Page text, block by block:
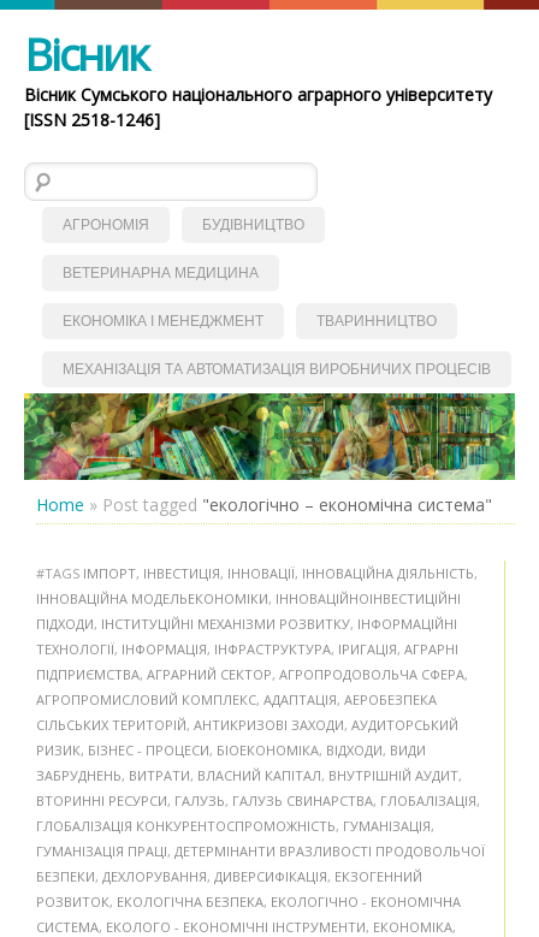
Вісник
Вісник Сумського національного аграрного університету
[ISSN 2518-1246]
Пошук:
АГРОНОМІЯ БУДІВНИЦТВО
ВЕТЕРИНАРНА МЕДИЦИНА
ЕКОНОМІКА І МЕНЕДЖМЕНТ ТВАРИННИЦТВО
МЕХАНІЗАЦІЯ ТА АВТОМАТИЗАЦІЯ ВИРОБНИЧИХ ПРОЦЕСІВ
Home » Post tagged "екологічно – економічна система"
#TAGS ІМПОРТ, ІНВЕСТИЦІЯ, ІННОВАЦІЇ, ІННОВАЦІЙНА ДІЯЛЬНІСТЬ,
ІННОВАЦІЙНА МОДЕЛЬЕКОНОМІКИ, ІННОВАЦІЙНОІНВЕСТИЦІЙНІ
ПІДХОДИ, ІНСТИТУЦІЙНІ МЕХАНІЗМИ РОЗВИТКУ, ІНФОРМАЦІЙНІ
ТЕХНОЛОГІЇ, ІНФОРМАЦІЯ, ІНФРАСТРУКТУРА, ІРИГАЦІЯ, АГРАРНІ
ПІДПРИЄМСТВА, АГРАРНИЙ СЕКТОР, АГРОПРОДОВОЛЬЧА СФЕРА,
АГРОПРОМИСЛОВИЙ КОМПЛЕКС, АДАПТАЦІЯ, АЕРОБЕЗПЕКА
СІЛЬСЬКИХ ТЕРИТОРІЙ, АНТИКРИЗОВІ ЗАХОДИ, АУДИТОРСЬКИЙ
РИЗИК, БІЗНЕС - ПРОЦЕСИ, БІОЕКОНОМІКА, ВІДХОДИ, ВИДИ
ЗАБРУДНЕНЬ, ВИТРАТИ, ВЛАСНИЙ КАПІТАЛ, ВНУТРІШНІЙ АУДИТ,
ВТОРИННІ РЕСУРСИ, ГАЛУЗЬ, ГАЛУЗЬ СВИНАРСТВА, ГЛОБАЛІЗАЦІЯ,
ГЛОБАЛІЗАЦІЯ КОНКУРЕНТОСПРОМОЖНІСТЬ, ГУМАНІЗАЦІЯ,
ГУМАНІЗАЦІЯ ПРАЦІ, ДЕТЕРМІНАНТИ ВРАЗЛИВОСТІ ПРОДОВОЛЬЧОЇ
БЕЗПЕКИ, ДЕХЛОРУВАННЯ, ДИВЕРСИФІКАЦІЯ, ЕКЗОГЕННИЙ
РОЗВИТОК, ЕКОЛОГІЧНА БЕЗПЕКА, ЕКОЛОГІЧНО - ЕКОНОМІЧНА
СИСТЕМА, ЕКОЛОГО - ЕКОНОМІЧНІ ІНСТРУМЕНТИ, ЕКОНОМІКА,